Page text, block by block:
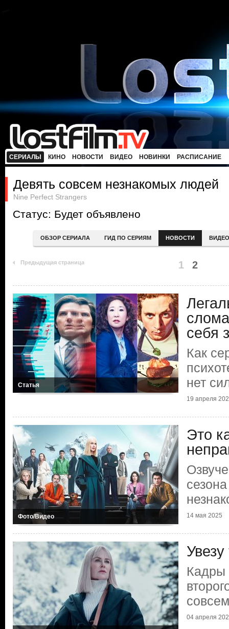
СЕРИАЛЫ КИНО НОВОСТИ ВИДЕО НОВИНКИ РАСПИСАНИЕ
Девять совсем незнакомых людей
Nine Perfect Strangers
Статус: Будет объявлено
ОБЗОР СЕРИАЛА ГИД ПО СЕРИЯМ НОВОСТИ ВИДЕО
Предыдущая страница 1 2
Статья
себя
Как
нет
19 апреля
Фото/Видео
Это
14 мая 2025
Кадры
04 апреля